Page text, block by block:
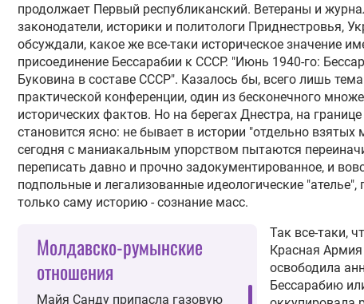
продолжает Первый республиканский. Ветераны и
законодатели, историки и политологи Приднестровья,
обсуждали, какое же все-таки историческое значение
присоединение Бессарабии к СССР. "Июнь 1940-го:
Буковина в составе СССР". Казалось бы, всего лишь
практической конференции, один из бесконечного
исторических фактов. Но на берегах Днестра, на
становится ясно: не бывает в истории "отдельно взятых
сегодня с маниакальным упорством пытаются
переписать давно и прочно задокументированное, и
подпольные и легализованные идеологические "ателье",
только саму историю - сознание масс.
Молдавско-румынские
отношения
Майя Санду припасла газовую
Так все-таки,
Красная Армия
освободила
Бессарабию